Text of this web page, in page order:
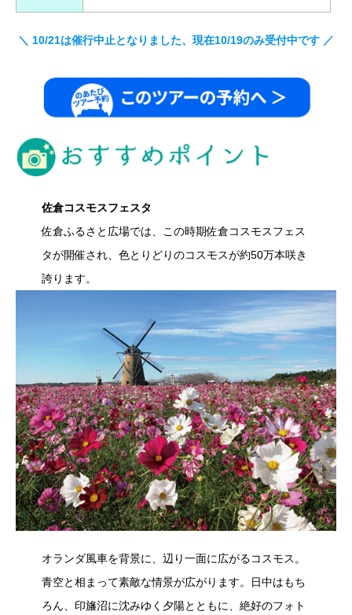
＼ 10/21は催行中止となりました、現在10/19のみ受付中です ／
佐倉コスモスフェスタ
佐倉ふるさと広場では、この時期佐倉コスモスフェス
タが開催され、色とりどりのコスモスが約50万本咲き
誇ります。
オランダ風車を背景に、辺り一面に広がるコスモス。
青空と相まって素敵な情景が広がります。日中はもち
ろん、印旛沼に沈みゆく夕陽とともに、絶好のフォト